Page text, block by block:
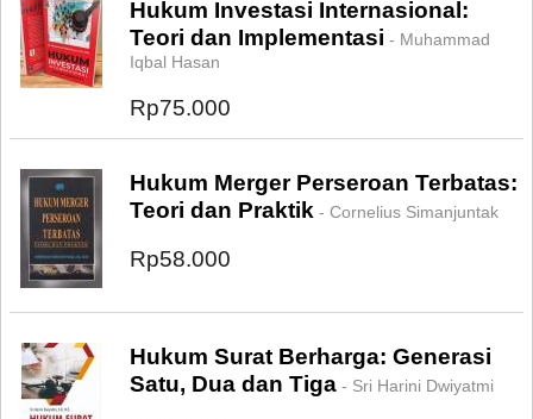
Hukum Investasi Internasional:
Teori dan Implementasi - Muhammad
Iqbal Hasan
Rp75.000
Hukum Merger Perseroan Terbatas:
Teori dan Praktik - Cornelius Simanjuntak
Rp58.000
Hukum Surat Berharga: Generasi
Satu, Dua dan Tiga - Sri Harini Dwiyatmi